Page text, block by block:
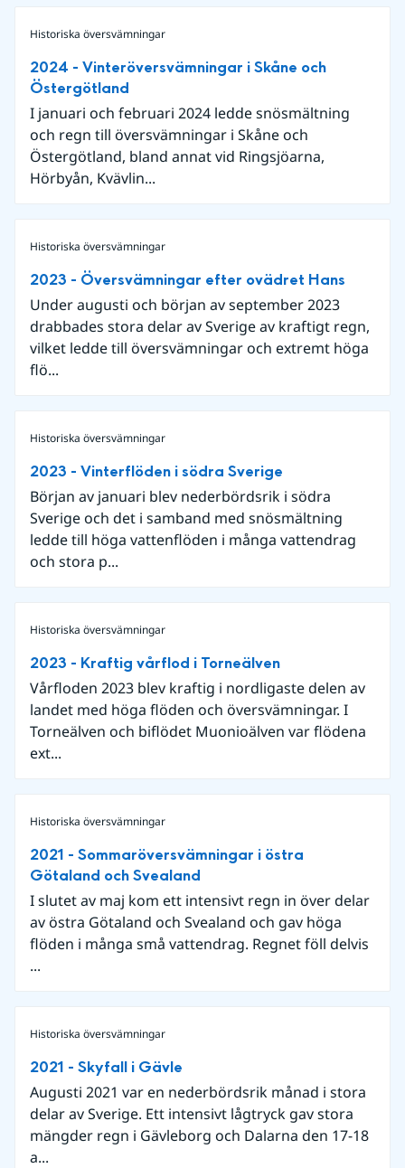
Historiska översvämningar
2024 - Vinteröversvämningar i Skåne och
Östergötland
I januari och februari 2024 ledde snösmältning
och regn till översvämningar i Skåne och
Östergötland, bland annat vid Ringsjöarna,
Hörbyån, Kvävlin...
Historiska översvämningar
2023 - Översvämningar efter ovädret Hans
Under augusti och början av september 2023
drabbades stora delar av Sverige av kraftigt regn,
vilket ledde till översvämningar och extremt höga
flö...
Historiska översvämningar
2023 - Vinterflöden i södra Sverige
Början av januari blev nederbördsrik i södra
Sverige och det i samband med snösmältning
ledde till höga vattenflöden i många vattendrag
och stora p...
Historiska översvämningar
2023 - Kraftig vårflod i Torneälven
Vårfloden 2023 blev kraftig i nordligaste delen av
landet med höga flöden och översvämningar. I
Torneälven och biflödet Muonioälven var flödena
ext...
Historiska översvämningar
2021 - Sommaröversvämningar i östra
Götaland och Svealand
I slutet av maj kom ett intensivt regn in över delar
av östra Götaland och Svealand och gav höga
flöden i många små vattendrag. Regnet föll delvis
...
Historiska översvämningar
2021 - Skyfall i Gävle
Augusti 2021 var en nederbördsrik månad i stora
delar av Sverige. Ett intensivt lågtryck gav stora
mängder regn i Gävleborg och Dalarna den 17-18
a...